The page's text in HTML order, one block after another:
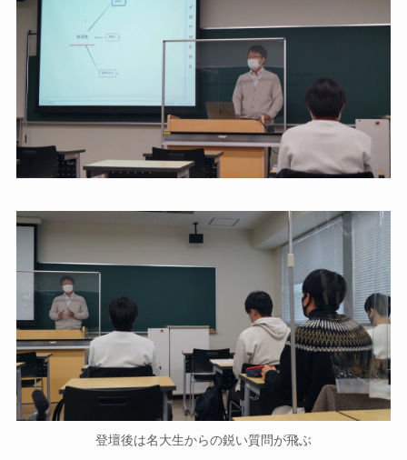
登壇後は名大生からの鋭い質問が飛ぶ